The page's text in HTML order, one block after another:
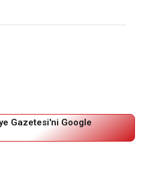
Gazetesi'ni Google